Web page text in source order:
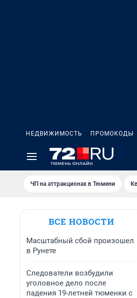
НЕДВИЖИМОСТЬ ПРОМОКОДЫ
ЧП на аттракционах в Тюмени
ВСЕ НОВОСТИ
Масштабный сбой произошел
в Рунете
Следователи возбудили
уголовное дело после
падения 19-летней тюменки с